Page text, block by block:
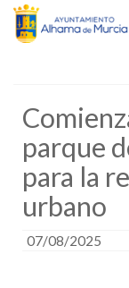
parque
para la
urbano
07/08/2025